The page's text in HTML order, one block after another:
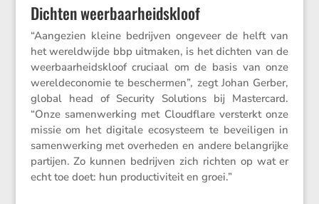
Dichten weerbaarheidskloof
“Aange­zien kleine bedrijven ongeveer de helft van
het wereld­wijde bbp uitmaken, is het dichten van de
weerbaar­heids­kloof cruciaal om de basis van onze
wereld­eco­nomie te beschermen”, zegt Johan Gerber,
global head of Security Solutions bij Master­card.
“Onze samen­wer­king met Cloud­flare versterkt onze
missie om het digitale ecosys­teem te bevei­ligen in
samen­wer­king met overheden en andere belang­rijke
partijen. Zo kunnen bedrijven zich richten op wat er
echt toe doet: hun produc­ti­vi­teit en groei.”